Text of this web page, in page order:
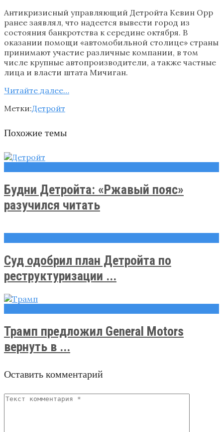
Антикризисный управляющий Детройта Кевин Орр
ранее заявлял, что надеется вывести город из
состояния банкротства к середине октября. В
оказании помощи «автомобильной столице» страны
принимают участие различные компании, в том
числе крупные автопроизводители, а также частные
лица и власти штата Мичиган.
Читайте далee…
Метки:Детройт
Похожие темы
Будни Детройта: «Ржавый пояс»
разучился читать
Суд одобрил план Детройта по
реструктуризации ...
Трамп предложил General Motors
вернуть в ...
Оставить комментарий